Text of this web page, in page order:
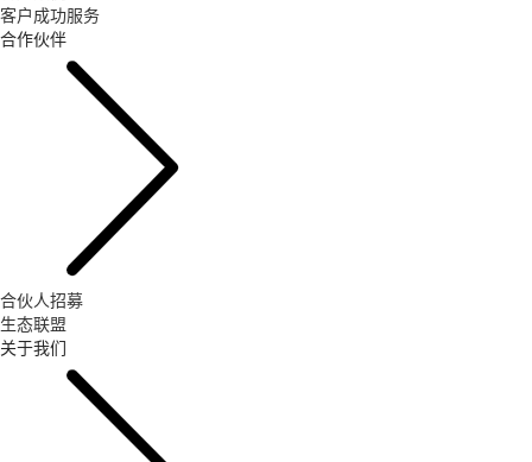
客户成功服务
合作伙伴
合伙人招募
生态联盟
关于我们